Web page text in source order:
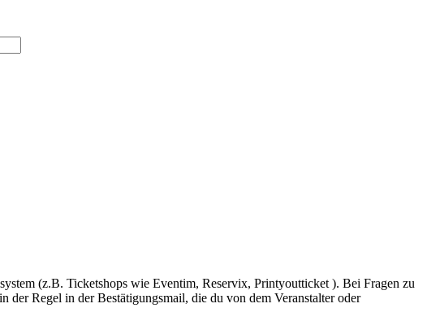
(z.B. Ticketshops wie Eventim, Reservix, Printyoutticket ). Bei Fragen zu
der Regel in der Bestätigungsmail, die du von dem Veranstalter oder